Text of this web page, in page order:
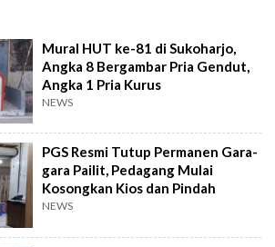
Mural HUT ke-81 di Sukoharjo,
Angka 8 Bergambar Pria Gendut,
Angka 1 Pria Kurus
NEWS
PGS Resmi Tutup Permanen Gara-
gara Pailit, Pedagang Mulai
Kosongkan Kios dan Pindah
NEWS